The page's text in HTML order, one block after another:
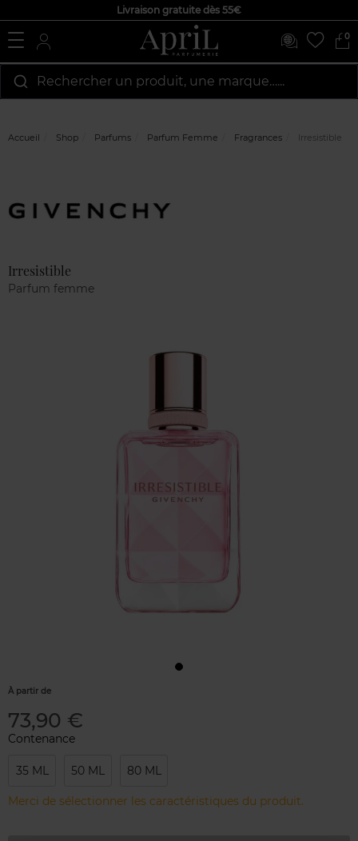
Livraison gratuite dès 55€
0
Rechercher un produit, une marque…...
Accueil Shop Parfums Parfum Femme Fragrances Irresistible
Irresistible
Parfum femme
À partir de
73,90 €
Contenance
35 ML 50 ML 80 ML
Merci de sélectionner les caractéristiques du produit.